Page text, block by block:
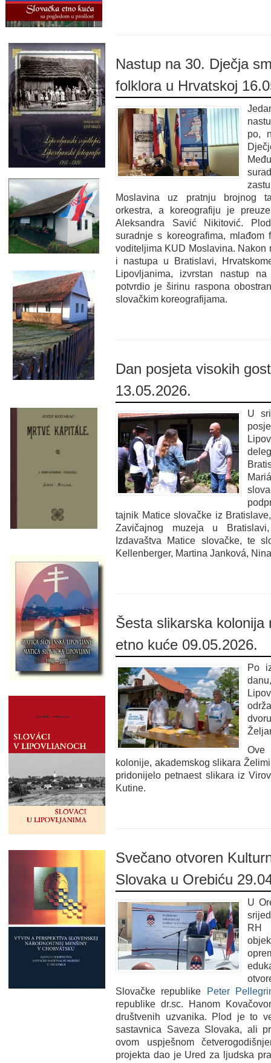
Nastup na 30. Dječja
folklora u Hrvatskoj
po,
Moslavina uz pratnju brojnog
orkestra, a koreografiju je
Aleksandra Savić Nikitović.
suradnje s koreografima, mlađom
voditeljima KUD Moslavina.
i nastupa u Bratislavi,
Lipovljanima, izvrstan nastup
potvrdio je širinu raspona
slovačkim koreografijama.
Dan posjeta visokih
13.05.2026.
U
tajnik Matice slovačke iz
Zavičajnog muzeja u
Izdavaštva Matice slovačke, te
Kellenberger, Martina Janková,
Šesta slikarska kolonija
etno kuće 09.05.2026.
Po
Ove
kolonije, akademskog slikara
pridonijelo petnaest slikara iz
Kutine.
Svečano otvoren
Slovaka u Orebiću
U
RH
Slovačke republike
Peter
republike dr.sc. Hanom
društvenih uzvanika. Plod je to
sastavnica Saveza Slovaka, ali
ovom uspješnom
projekta dao je Ured za ljudska